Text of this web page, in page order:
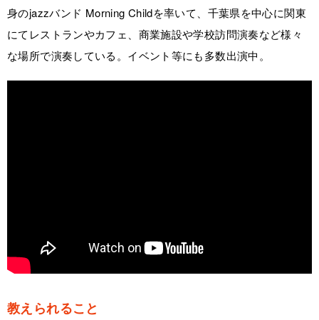
身のjazzバンド Morning Childを率いて、千葉県を中心に関東
にてレストランやカフェ、商業施設や学校訪問演奏など様々
な場所で演奏している。イベント等にも多数出演中。
教えられること